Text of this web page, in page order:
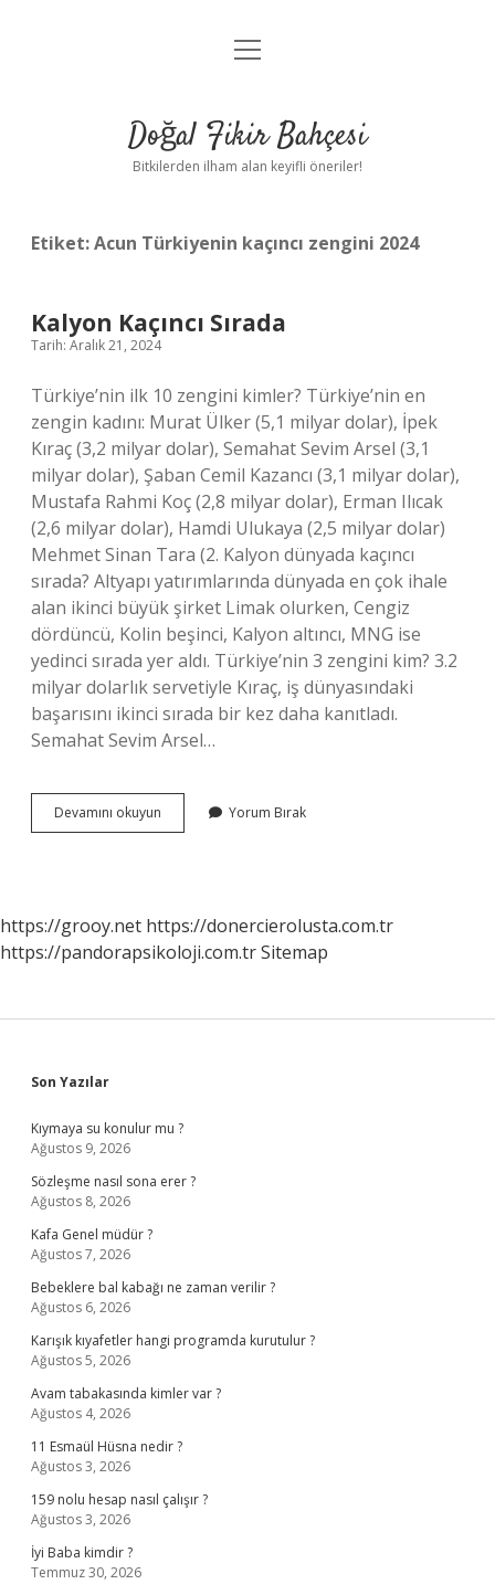
Anasayfa
Yasal Uyarı
menüyü
Doğal Fikir Bahçesi
Bitkilerden ilham alan keyifli öneriler!
Etiket:Acun Türkiyenin kaçıncı zengini 2024
Kalyon Kaçıncı Sırada
Tarih: Aralık 21, 2024
Türkiye’nin ilk 10 zengini kimler? Türkiye’nin en
zengin kadını: Murat Ülker (5,1 milyar dolar), İpek
Kıraç (3,2 milyar dolar), Semahat Sevim Arsel (3,1
milyar dolar), Şaban Cemil Kazancı (3,1 milyar dolar),
Mustafa Rahmi Koç (2,8 milyar dolar), Erman Ilıcak
(2,6 milyar dolar), Hamdi Ulukaya (2,5 milyar dolar)
Mehmet Sinan Tara (2. Kalyon dünyada kaçıncı
sırada? Altyapı yatırımlarında dünyada en çok ihale
alan ikinci büyük şirket Limak olurken, Cengiz
dördüncü, Kolin beşinci, Kalyon altıncı, MNG ise
yedinci sırada yer aldı. Türkiye’nin 3 zengini kim? 3.2
milyar dolarlık servetiyle Kıraç, iş dünyasındaki
başarısını ikinci sırada bir kez daha kanıtladı.
Semahat Sevim Arsel…
Devamını okuyun
Kaçıncı
Yorum Bırak
https://grooy.net https://donercierolusta.com.tr
https://pandorapsikoloji.com.trSitemap
Sidebar
Son Yazılar
Kıymaya su konulur mu ?
Ağustos 9, 2026
Sözleşme nasıl sona erer ?
Ağustos 8, 2026
Kafa Genel müdür ?
Ağustos 7, 2026
Bebeklere bal kabağı ne zaman verilir ?
Ağustos 6, 2026
Karışık kıyafetler hangi programda kurutulur ?
Ağustos 5, 2026
Avam tabakasında kimler var ?
Ağustos 4, 2026
11 Esmaül Hüsna nedir ?
Ağustos 3, 2026
159 nolu hesap nasıl çalışır ?
Ağustos 3, 2026
İyi Baba kimdir ?
Temmuz 30, 2026